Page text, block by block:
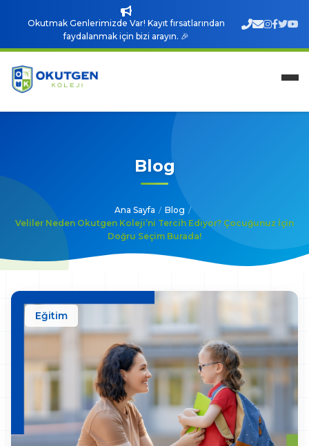
Okutmak Genlerimizde Var! Kayıt fırsatlarından
faydalanmak için bizi arayın. 🎉
Blog
Ana Sayfa / Blog /
Veliler Neden Okutgen Koleji’ni Tercih Ediyor? Çocuğunuz İçin
Doğru Seçim Burada!
Eğitim